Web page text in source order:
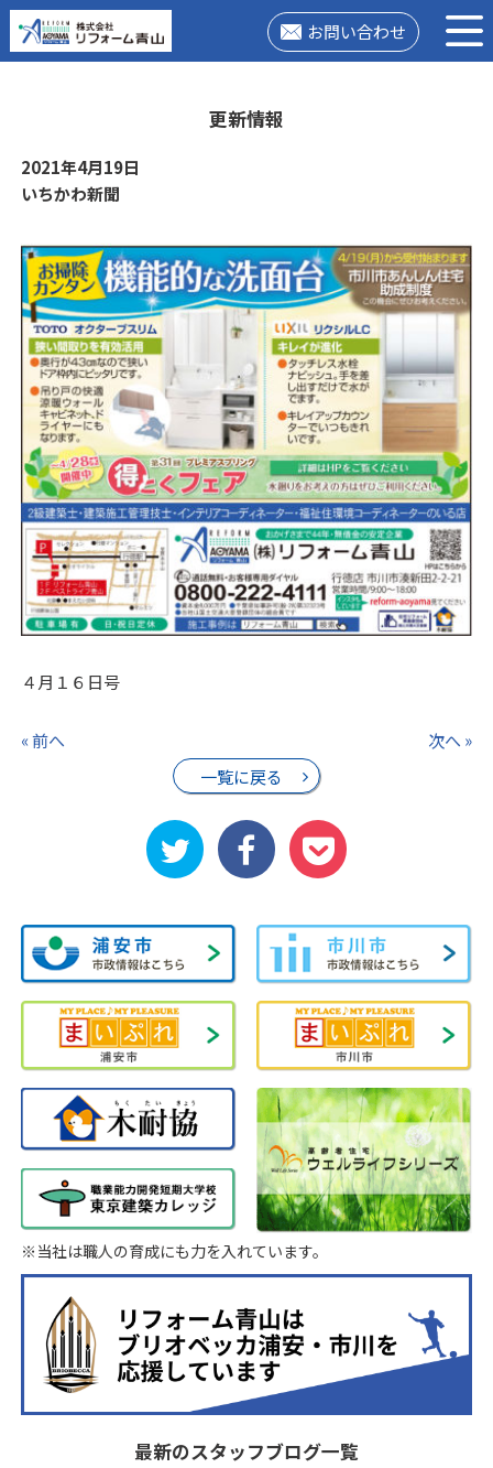
お問い合わせ
更新情報
2021年4月19日
いちかわ新聞
４月１６日号
« 前へ
一覧に戻る
次へ »
※当社は職人の育成にも力を入れています。
最新のスタッフブログ一覧